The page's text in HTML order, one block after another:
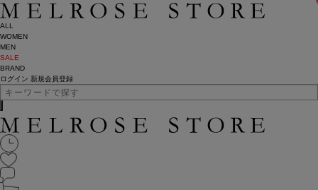
ALL
WOMEN
MEN
SALE
BRAND
ログイン 新規会員登録